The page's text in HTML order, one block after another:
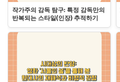
작가주의 감독 탐구: 특정 감독만의
반복되는 스타일(인장) 추적하기